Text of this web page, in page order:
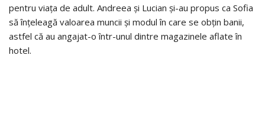
pentru viața de adult. Andreea și Lucian și-au propus ca Sofia
să înțeleagă valoarea muncii și modul în care se obțin banii,
astfel că au angajat-o într-unul dintre magazinele aflate în
hotel.